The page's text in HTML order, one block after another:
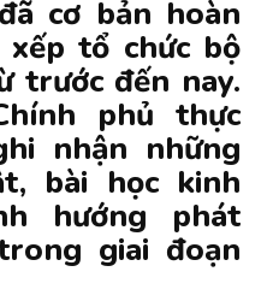
cơ bản hoàn
xếp tổ chức bộ
trước đến nay.
phủ thực
nhận những
bài học kinh
hướng phát
giai đoạn